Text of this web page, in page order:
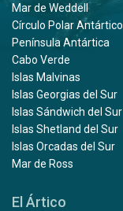
Mar de Weddell
Círculo Polar Antártico
Península Antártica
Cabo Verde
Islas Malvinas
Islas Georgias del Sur
Islas Sándwich del Sur
Islas Shetland del Sur
Islas Orcadas del Sur
Mar de Ross
El Ártico